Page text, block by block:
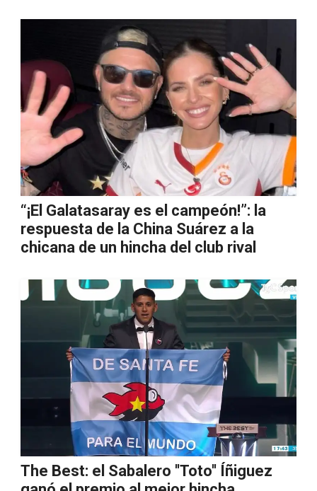
“¡El Galatasaray es el campeón!”: la
respuesta de la China Suárez a la
chicana de un hincha del club rival
The Best: el Sabalero ''Toto'' Íñiguez